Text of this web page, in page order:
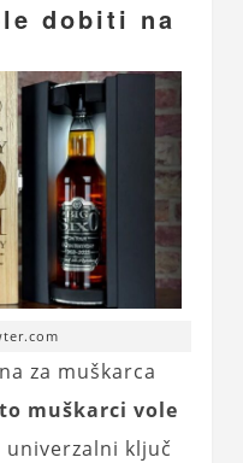
dobiti na
za muškarca
muškarci vole
ključ